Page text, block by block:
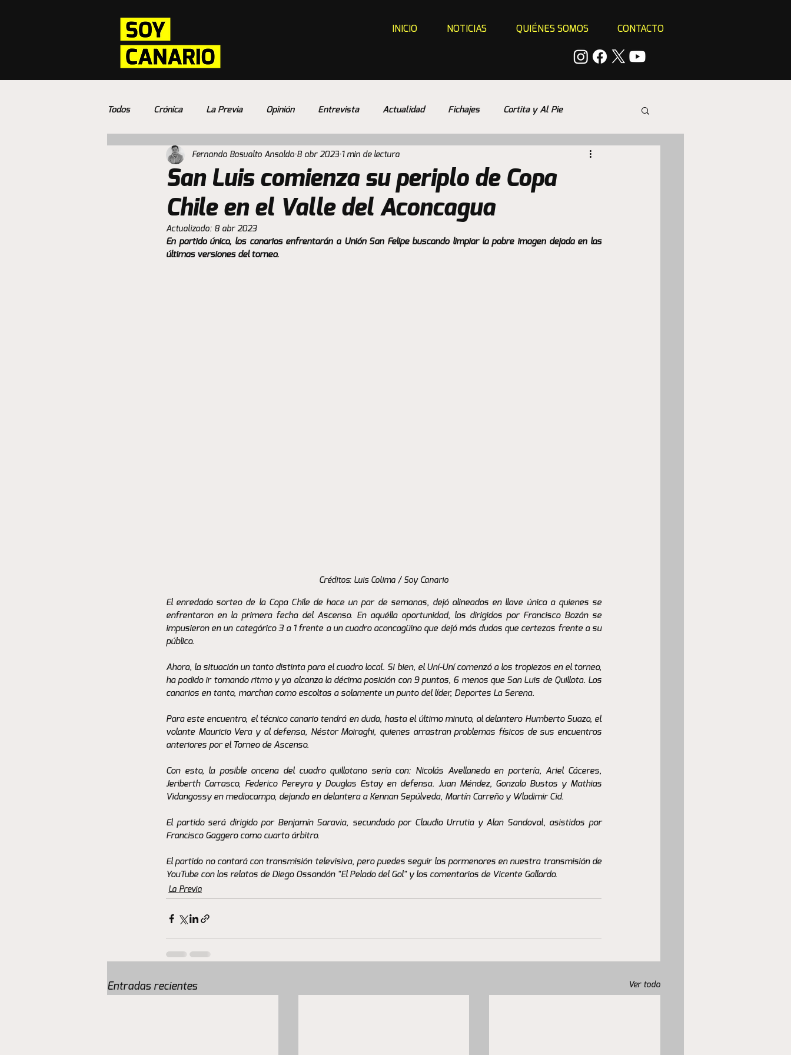
INICIO NOTICIAS QUIÉNES SOMOS CONTACTO
Todos Crónica La Previa Opinión Entrevista Actualidad Fichajes Cortita y Al Pie
San Luis comienza su periplo de Copa
Chile en el Valle del Aconcagua
Fernando Basualto Ansaldo 8 abr 2023 1 min de lectura
Actualizado: 8 abr 2023
En partido único, los canarios enfrentarán a Unión San Felipe buscando limpiar la pobre imagen dejada en las
últimas versiones del torneo.
Créditos: Luis Colima / Soy Canario
El enredado sorteo de la Copa Chile de hace un par de semanas, dejó alineados en llave única a quienes se
enfrentaron en la primera fecha del Ascenso. En aquélla oportunidad, los dirigidos por Francisco Bozán se
impusieron en un categórico 3 a 1 frente a un cuadro aconcagüino que dejó más dudas que certezas frente a su
público.
Ahora, la situación un tanto distinta para el cuadro local. Si bien, el Uní-Uní comenzó a los tropiezos en el torneo,
ha podido ir tomando ritmo y ya alcanza la décima posición con 9 puntos, 6 menos que San Luis de Quillota. Los
canarios en tanto, marchan como escoltas a solamente un punto del líder, Deportes La Serena.
Para este encuentro, el técnico canario tendrá en duda, hasta el último minuto, al delantero Humberto Suazo, el
volante Mauricio Vera y al defensa, Néstor Moiraghi, quienes arrastran problemas físicos de sus encuentros
anteriores por el Torneo de Ascenso.
Con esto, la posible oncena del cuadro quillotano sería con: Nicolás Avellaneda en portería, Ariel Cáceres,
Jeriberth Carrasco, Federico Pereyra y Douglas Estay en defensa. Juan Méndez, Gonzalo Bustos y Mathias
Vidangossy en mediocampo, dejando en delantera a Kennan Sepúlveda, Martín Carreño y Wladimir Cid.
El partido será dirigido por Benjamín Saravia, secundado por Claudio Urrutia y Alan Sandoval, asistidos por
Francisco Gaggero como cuarto árbitro.
El partido no contará con transmisión televisiva, pero puedes seguir los pormenores en nuestra transmisión de
YouTube con los relatos de Diego Ossandón "El Pelado del Gol" y los comentarios de Vicente Gallardo.
La Previa
Entradas recientes Ver todo